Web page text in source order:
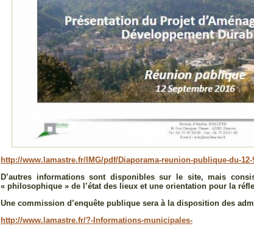
http://www.lamastre.fr/IMG/pdf/Diaporama-reunion-publique-du-12-
D’autres informations sont disponibles sur le site, mais
« philosophique » de l’état des lieux et une orientation pour la
Une commission d’enquête publique sera à la disposition des
http://www.lamastre.fr/?-Informations-municipales-